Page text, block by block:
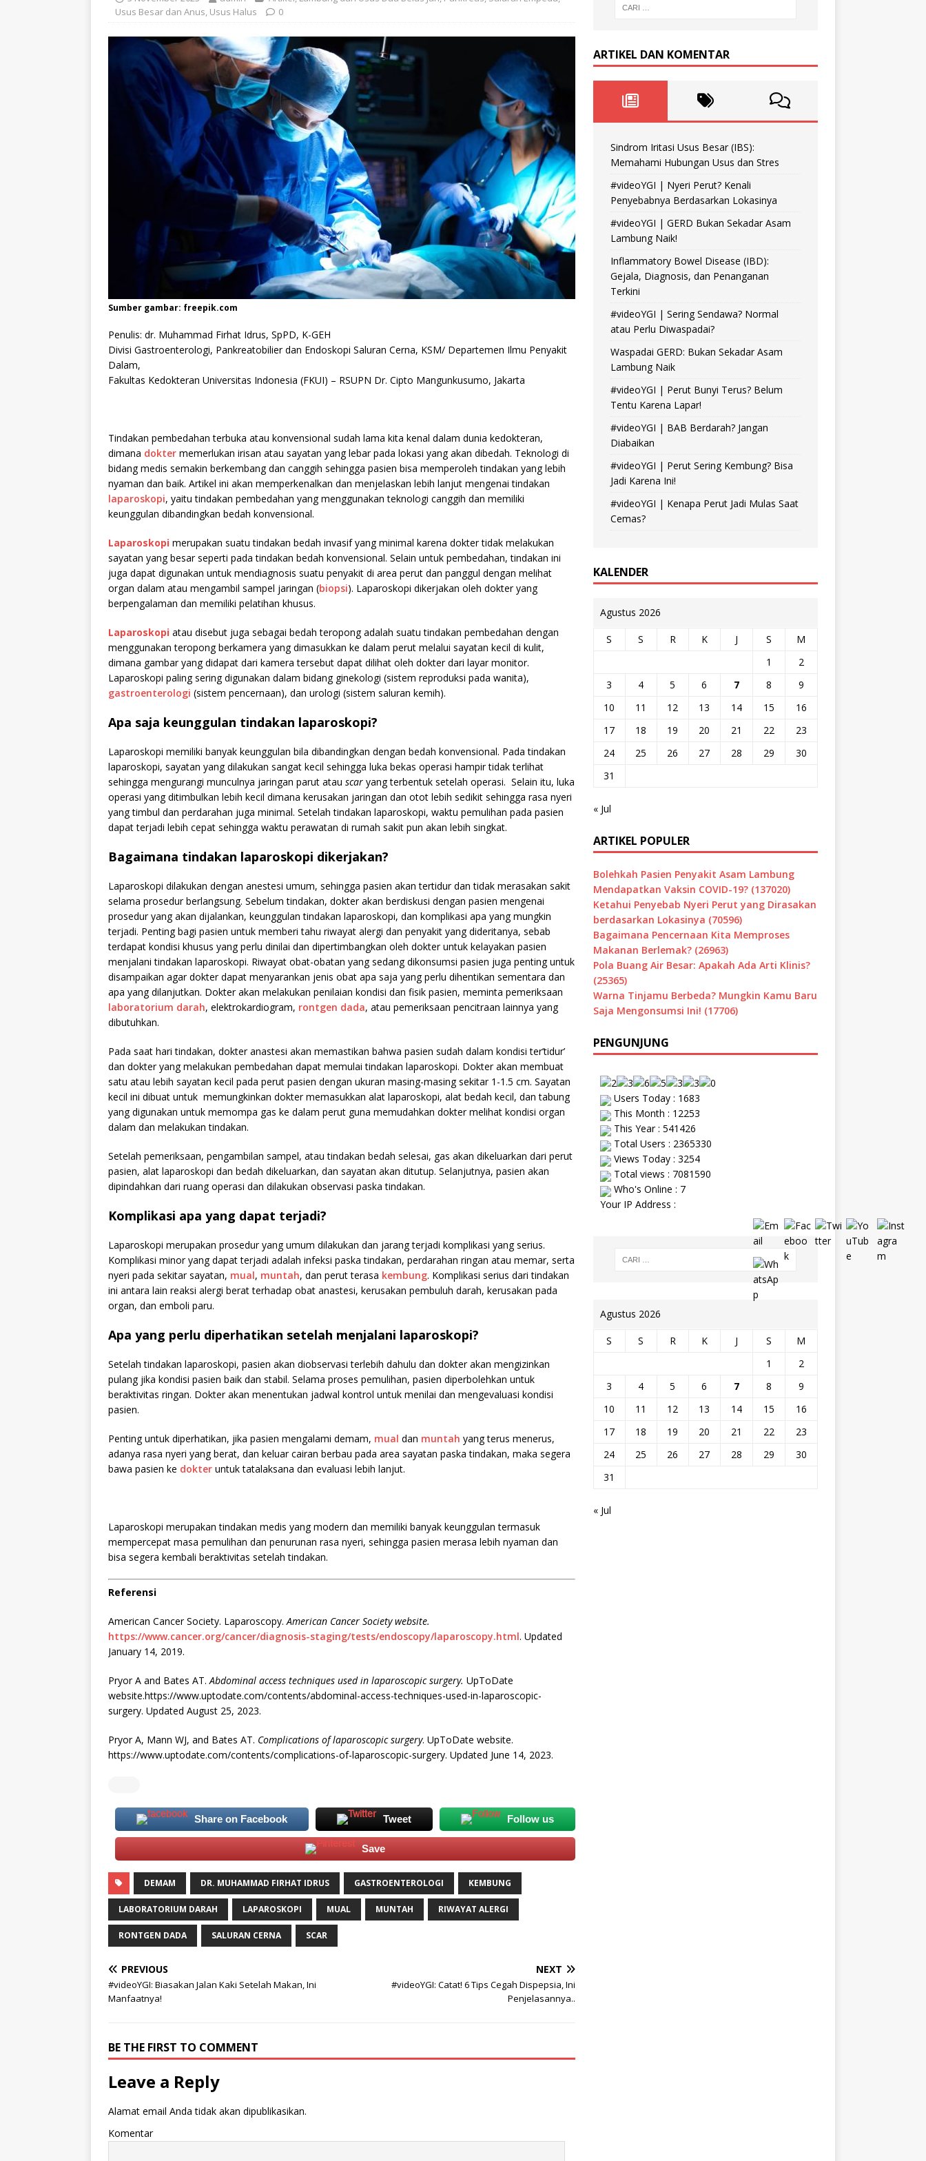
Usus Besar dan Anus, Usus Halus 0
Sumber gambar: freepik.com
Penulis: dr. Muhammad Firhat Idrus, SpPD, K-GEH
Divisi Gastroenterologi, Pankreatobilier dan Endoskopi Saluran Cerna, KSM/ Departemen Ilmu Penyakit
Dalam,
Fakultas Kedokteran Universitas Indonesia (FKUI) – RSUPN Dr. Cipto Mangunkusumo, Jakarta
Tindakan pembedahan terbuka atau konvensional sudah lama kita kenal dalam dunia kedokteran,
dimana dokter memerlukan irisan atau sayatan yang lebar pada lokasi yang akan dibedah. Teknologi di
bidang medis semakin berkembang dan canggih sehingga pasien bisa memperoleh tindakan yang lebih
nyaman dan baik. Artikel ini akan memperkenalkan dan menjelaskan lebih lanjut mengenai tindakan
laparoskopi, yaitu tindakan pembedahan yang menggunakan teknologi canggih dan memiliki
keunggulan dibandingkan bedah konvensional.
Laparoskopi merupakan suatu tindakan bedah invasif yang minimal karena dokter tidak melakukan
sayatan yang besar seperti pada tindakan bedah konvensional. Selain untuk pembedahan, tindakan ini
juga dapat digunakan untuk mendiagnosis suatu penyakit di area perut dan panggul dengan melihat
organ dalam atau mengambil sampel jaringan (biopsi). Laparoskopi dikerjakan oleh dokter yang
berpengalaman dan memiliki pelatihan khusus.
Laparoskopi atau disebut juga sebagai bedah teropong adalah suatu tindakan pembedahan dengan
menggunakan teropong berkamera yang dimasukkan ke dalam perut melalui sayatan kecil di kulit,
dimana gambar yang didapat dari kamera tersebut dapat dilihat oleh dokter dari layar monitor.
Laparoskopi paling sering digunakan dalam bidang ginekologi (sistem reproduksi pada wanita),
gastroenterologi (sistem pencernaan), dan urologi (sistem saluran kemih).
Apa saja keunggulan tindakan laparoskopi?
Laparoskopi memiliki banyak keunggulan bila dibandingkan dengan bedah konvensional. Pada tindakan
laparoskopi, sayatan yang dilakukan sangat kecil sehingga luka bekas operasi hampir tidak terlihat
sehingga mengurangi munculnya jaringan parut atau scar yang terbentuk setelah operasi. Selain itu, luka
operasi yang ditimbulkan lebih kecil dimana kerusakan jaringan dan otot lebih sedikit sehingga rasa nyeri
yang timbul dan perdarahan juga minimal. Setelah tindakan laparoskopi, waktu pemulihan pada pasien
dapat terjadi lebih cepat sehingga waktu perawatan di rumah sakit pun akan lebih singkat.
Bagaimana tindakan laparoskopi dikerjakan?
Laparoskopi dilakukan dengan anestesi umum, sehingga pasien akan tertidur dan tidak merasakan sakit
selama prosedur berlangsung. Sebelum tindakan, dokter akan berdiskusi dengan pasien mengenai
prosedur yang akan dijalankan, keunggulan tindakan laparoskopi, dan komplikasi apa yang mungkin
terjadi. Penting bagi pasien untuk memberi tahu riwayat alergi dan penyakit yang dideritanya, sebab
terdapat kondisi khusus yang perlu dinilai dan dipertimbangkan oleh dokter untuk kelayakan pasien
menjalani tindakan laparoskopi. Riwayat obat-obatan yang sedang dikonsumsi pasien juga penting untuk
disampaikan agar dokter dapat menyarankan jenis obat apa saja yang perlu dihentikan sementara dan
apa yang dilanjutkan. Dokter akan melakukan penilaian kondisi dan fisik pasien, meminta pemeriksaan
laboratorium darah, elektrokardiogram, rontgen dada, atau pemeriksaan pencitraan lainnya yang
dibutuhkan.
Pada saat hari tindakan, dokter anastesi akan memastikan bahwa pasien sudah dalam kondisi ter’tidur’
dan dokter yang melakukan pembedahan dapat memulai tindakan laparoskopi. Dokter akan membuat
satu atau lebih sayatan kecil pada perut pasien dengan ukuran masing-masing sekitar 1-1.5 cm. Sayatan
kecil ini dibuat untuk memungkinkan dokter memasukkan alat laparoskopi, alat bedah kecil, dan tabung
yang digunakan untuk memompa gas ke dalam perut guna memudahkan dokter melihat kondisi organ
dalam dan melakukan tindakan.
Setelah pemeriksaan, pengambilan sampel, atau tindakan bedah selesai, gas akan dikeluarkan dari perut
pasien, alat laparoskopi dan bedah dikeluarkan, dan sayatan akan ditutup. Selanjutnya, pasien akan
dipindahkan dari ruang operasi dan dilakukan observasi paska tindakan.
Komplikasi apa yang dapat terjadi?
Laparoskopi merupakan prosedur yang umum dilakukan dan jarang terjadi komplikasi yang serius.
Komplikasi minor yang dapat terjadi adalah infeksi paska tindakan, perdarahan ringan atau memar, serta
nyeri pada sekitar sayatan, mual, muntah, dan perut terasa kembung. Komplikasi serius dari tindakan
ini antara lain reaksi alergi berat terhadap obat anastesi, kerusakan pembuluh darah, kerusakan pada
organ, dan emboli paru.
Apa yang perlu diperhatikan setelah menjalani laparoskopi?
Setelah tindakan laparoskopi, pasien akan diobservasi terlebih dahulu dan dokter akan mengizinkan
pulang jika kondisi pasien baik dan stabil. Selama proses pemulihan, pasien diperbolehkan untuk
beraktivitas ringan. Dokter akan menentukan jadwal kontrol untuk menilai dan mengevaluasi kondisi
pasien.
Penting untuk diperhatikan, jika pasien mengalami demam, mual dan muntah yang terus menerus,
adanya rasa nyeri yang berat, dan keluar cairan berbau pada area sayatan paska tindakan, maka segera
bawa pasien ke dokter untuk tatalaksana dan evaluasi lebih lanjut.
Laparoskopi merupakan tindakan medis yang modern dan memiliki banyak keunggulan termasuk
mempercepat masa pemulihan dan penurunan rasa nyeri, sehingga pasien merasa lebih nyaman dan
bisa segera kembali beraktivitas setelah tindakan.
Referensi
American Cancer Society. Laparoscopy. American Cancer Society website.
https://www.cancer.org/cancer/diagnosis-staging/tests/endoscopy/laparoscopy.html. Updated
January 14, 2019.
Pryor A and Bates AT. Abdominal access techniques used in laparoscopic surgery. UpToDate
website.https://www.uptodate.com/contents/abdominal-access-techniques-used-in-laparoscopic-
surgery. Updated August 25, 2023.
Pryor A, Mann WJ, and Bates AT. Complications of laparoscopic surgery. UpToDate website.
https://www.uptodate.com/contents/complications-of-laparoscopic-surgery. Updated June 14, 2023.
Share on Facebook Tweet Follow us
Save
DEMAM DR. MUHAMMAD FIRHAT IDRUS GASTROENTEROLOGI KEMBUNG
LABORATORIUM DARAH LAPAROSKOPI MUAL MUNTAH RIWAYAT ALERGI
RONTGEN DADA SALURAN CERNA SCAR
PREVIOUS
#videoYGI: Biasakan Jalan Kaki Setelah Makan, Ini
Manfaatnya!
NEXT
#videoYGI: Catat! 6 Tips Cegah Dispepsia, Ini
Penjelasannya..
BE THE FIRST TO COMMENT
Leave a Reply
Alamat email Anda tidak akan dipublikasikan.
Komentar
ARTIKEL DAN KOMENTAR
Sindrom Iritasi Usus Besar (IBS):
Memahami Hubungan Usus dan Stres
#videoYGI | Nyeri Perut? Kenali
Penyebabnya Berdasarkan Lokasinya
#videoYGI | GERD Bukan Sekadar Asam
Lambung Naik!
Inflammatory Bowel Disease (IBD):
Gejala, Diagnosis, dan Penanganan
Terkini
#videoYGI | Sering Sendawa? Normal
atau Perlu Diwaspadai?
Waspadai GERD: Bukan Sekadar Asam
Lambung Naik
#videoYGI | Perut Bunyi Terus? Belum
Tentu Karena Lapar!
#videoYGI | BAB Berdarah? Jangan
Diabaikan
#videoYGI | Perut Sering Kembung? Bisa
Jadi Karena Ini!
#videoYGI | Kenapa Perut Jadi Mulas Saat
Cemas?
KALENDER
Agustus 2026
S S R K J S
M
1
2
3
4 5 6 7 8
9
10
11 12 13 14 15
16
17
18 19 20 21 22
23
24
25 26 27 28 29
30
31
« Jul
ARTIKEL POPULER
Bolehkah Pasien Penyakit Asam Lambung
Mendapatkan Vaksin COVID-19? (137020)
Ketahui Penyebab Nyeri Perut yang Dirasakan
berdasarkan Lokasinya (70596)
Bagaimana Pencernaan Kita Memproses
Makanan Berlemak? (26963)
Pola Buang Air Besar: Apakah Ada Arti Klinis?
(25365)
Warna Tinjamu Berbeda? Mungkin Kamu Baru
Saja Mengonsumsi Ini! (17706)
PENGUNJUNG
Users Today : 1683
This Month : 12253
This Year : 541426
Total Users : 2365330
Views Today : 3254
Total views : 7081590
Who's Online : 7
Your IP Address :
Agustus 2026
S S R K J S
M
1
2
3
4 5 6 7 8
9
10
11 12 13 14 15
16
17
18 19 20 21 22
23
24
25 26 27 28 29
30
31
« Jul